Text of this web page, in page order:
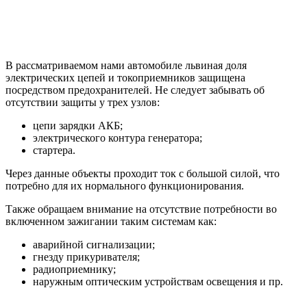
В рассматриваемом нами автомобиле львиная доля
электрических цепей и токоприемников защищена
посредством предохранителей. Не следует забывать об
отсутствии защиты у трех узлов:
цепи зарядки АКБ;
электрического контура генератора;
стартера.
Через данные объекты проходит ток с большой силой, что
потребно для их нормального функционирования.
Также обращаем внимание на отсутствие потребности во
включенном зажигании таким системам как:
аварийной сигнализации;
гнезду прикуривателя;
радиоприемнику;
наружным оптическим устройствам освещения и пр.